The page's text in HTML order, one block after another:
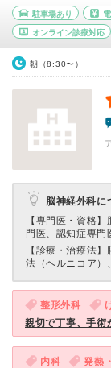
駐車場あり
オンライン診療対応
朝（8:30〜）
脳神経外科に
【専門医・資格】
門医、認知症専門
【診療・治療法】
法（ヘルニコア）
整形外科
親切で丁寧、手術
内科 発熱